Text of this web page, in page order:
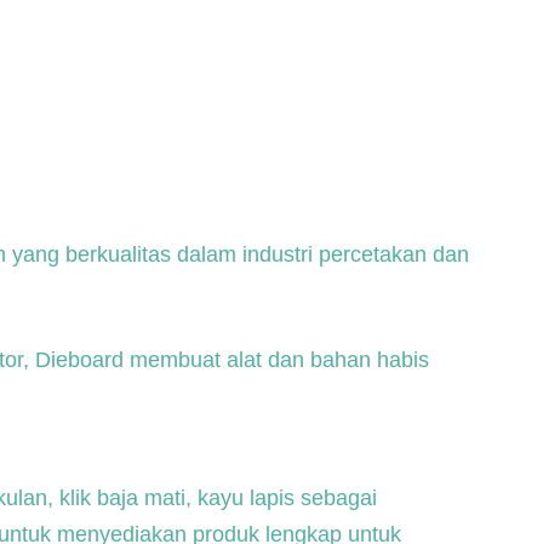
berkualitas dalam industri percetakan dan
Dieboard membuat alat dan bahan habis
klik baja mati, kayu lapis sebagai
menyediakan produk lengkap untuk